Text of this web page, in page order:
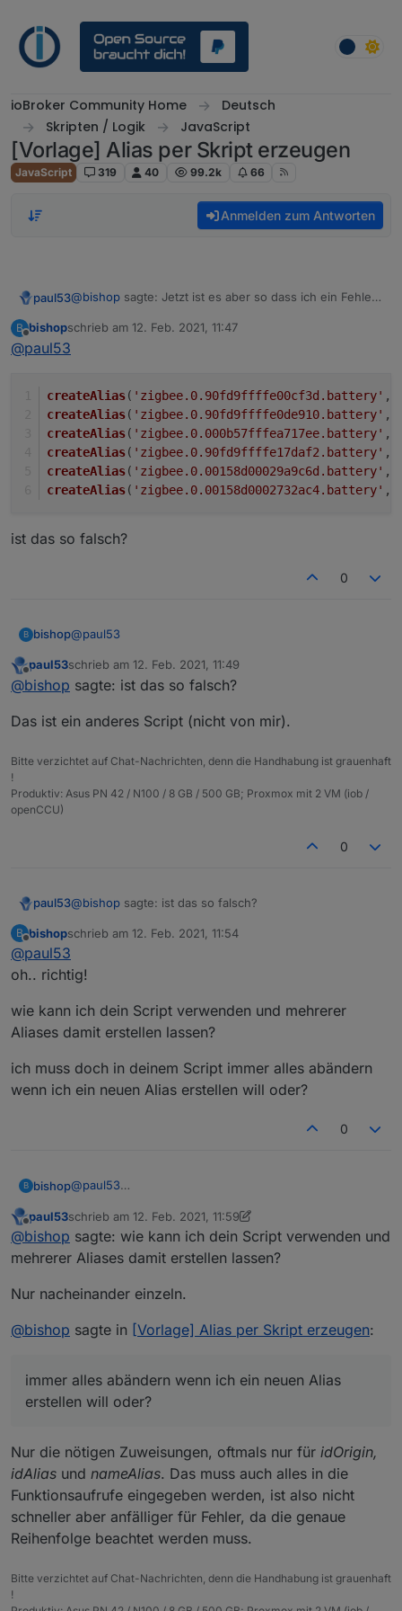
ioBroker Community Home
Deutsch
Skripten / Logik
JavaScript
[Vorlage] Alias per Skript erzeugen
JavaScript 319 40 99.2k 66
Anmelden zum Antworten
paul53@bishop sagte: Jetzt ist es aber so dass ich ein Fehler
Was hast Du geändert?
B
Offline
bishopschrieb am 12. Feb. 2021, 11:47
zuletzt editiert von
@paul53
createAlias( 'zigbee.0.90fd9ffffe00cf3d.battery' ,
createAlias( 'zigbee.0.90fd9ffffe0de910.battery' ,
createAlias( 'zigbee.0.000b57fffea717ee.battery' ,
createAlias( 'zigbee.0.90fd9ffffe17daf2.battery' ,
createAlias( 'zigbee.0.00158d00029a9c6d.battery' ,
createAlias( 'zigbee.0.00158d0002732ac4.battery' ,
ist das so falsch?
0
B bishop@paul53
Offline
paul53schrieb am 12. Feb. 2021, 11:49
zuletzt editiert von
@bishop sagte: ist das so falsch?
Das ist ein anderes Script (nicht von mir).
Bitte verzichtet auf Chat-Nachrichten, denn die Handhabung ist grauenhaft
!
Produktiv: Asus PN 42 / N100 / 8 GB / 500 GB; Proxmox mit 2 VM (iob /
openCCU)
0
paul53@bishop sagte: ist das so falsch?
Das ist ein anderes Script (nicht von mir).
B
Offline
bishopschrieb am 12. Feb. 2021, 11:54
zuletzt editiert von
@paul53
oh.. richtig!
wie kann ich dein Script verwenden und mehrerer
Aliases damit erstellen lassen?
ich muss doch in deinem Script immer alles abändern
wenn ich ein neuen Alias erstellen will oder?
0
B bishop@paul53
wie kann ich dein Script verwenden und mehrerer
Aliases damit erstellen lassen?
ich muss doch in deinem Script immer alles abändern
Offline
paul53schrieb am 12. Feb. 2021, 11:59
zuletzt editiert von paul53 2. Dez. 2021, 12:59
@bishop sagte: wie kann ich dein Script verwenden und
mehrerer Aliases damit erstellen lassen?
Nur nacheinander einzeln.
@bishop sagte in [Vorlage] Alias per Skript erzeugen:
immer alles abändern wenn ich ein neuen Alias
erstellen will oder?
Nur die nötigen Zuweisungen, oftmals nur für idOrigin,
idAlias und nameAlias. Das muss auch alles in die
Funktionsaufrufe eingegeben werden, ist also nicht
schneller aber anfälliger für Fehler, da die genaue
Reihenfolge beachtet werden muss.
Bitte verzichtet auf Chat-Nachrichten, denn die Handhabung ist grauenhaft
!